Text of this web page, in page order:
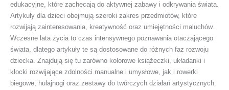
edukacyjne, które zachęcają do aktywnej zabawy i odkrywania świata.
Artykuły dla dzieci obejmują szeroki zakres przedmiotów, które
rozwijają zainteresowania, kreatywność oraz umiejętności maluchów.
Wczesne lata życia to czas intensywnego poznawania otaczającego
świata, dlatego artykuły te są dostosowane do różnych faz rozwoju
dziecka. Znajdują się tu zarówno kolorowe książeczki, układanki i
klocki rozwijające zdolności manualne i umysłowe, jak i rowerki
biegowe, hulajnogi oraz zestawy do twórczych działań artystycznych.